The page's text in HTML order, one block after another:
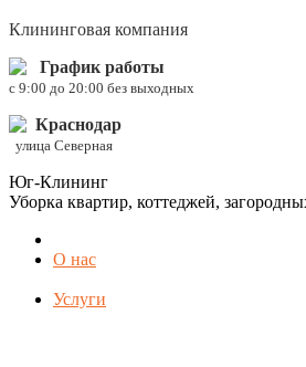
Клининговая компания
График работы
c 9:00 до 20:00 без выходных
Краснодар
улица Северная
Юг-Клининг
Уборка квартир, коттеджей,
О нас
Услуги